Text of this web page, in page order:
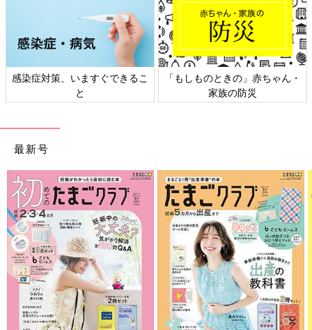
感染症対策、いますぐできるこ
と
「もしものときの」赤ちゃん・
家族の防災
最新号